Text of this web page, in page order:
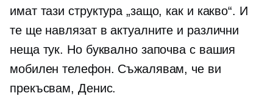
имат тази структура „защо, как и какво“. И
те ще навлязат в актуалните и различни
неща тук. Но буквално започва с вашия
мобилен телефон. Съжалявам, че ви
прекъсвам, Денис.